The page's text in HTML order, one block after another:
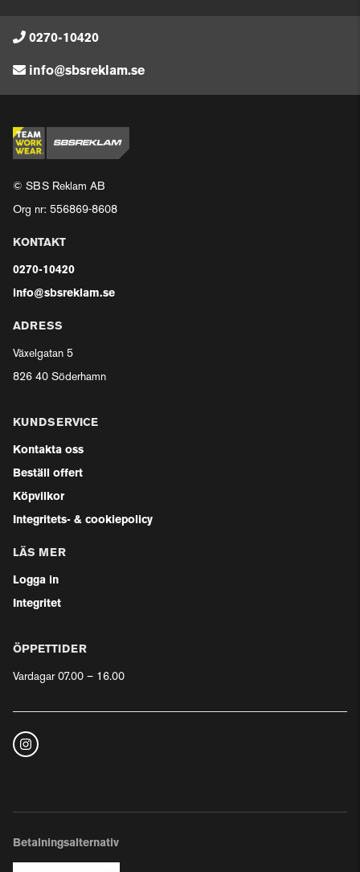
0270-10420
info@sbsreklam.se
© SBS Reklam AB
Org nr: 556869-8608
KONTAKT
0270-10420
info@sbsreklam.se
ADRESS
Växelgatan 5
826 40 Söderhamn
KUNDSERVICE
Kontakta oss
Beställ offert
Köpvilkor
Integritets- & cookiepolicy
LÄS MER
Logga in
Integritet
ÖPPETTIDER
Vardagar 07.00 – 16.00
Betalningsalternativ